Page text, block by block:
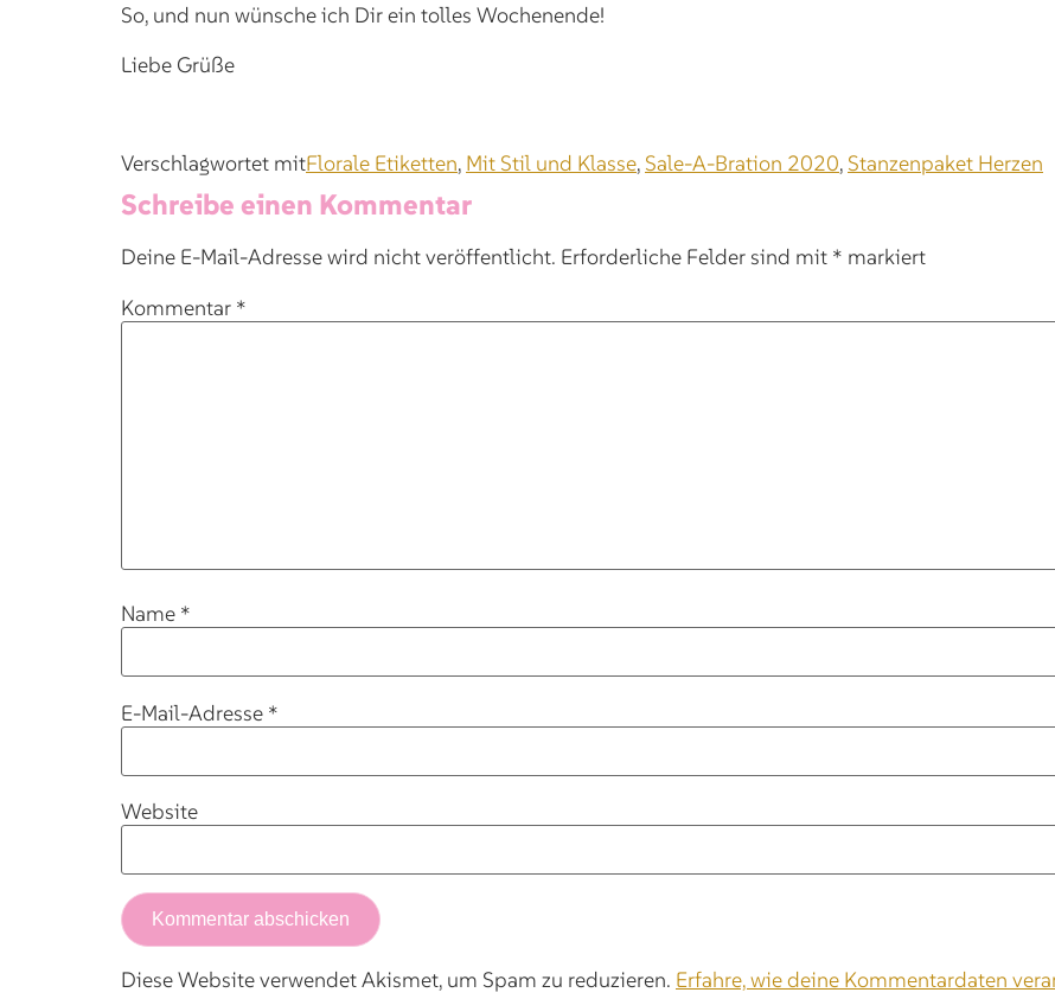
So, und nun wünsche ich Dir ein tolles Wochenende!
Liebe Grüße
Verschlagwortet mitFlorale Etiketten, Mit Stil und Klasse, Sale-A-Bration 2020, Stanzenpaket Herzen
Schreibe einen Kommentar
Deine E-Mail-Adresse wird nicht veröffentlicht. Erforderliche Felder sind mit * markiert
Kommentar *
Name *
E-Mail-Adresse *
Website
Diese Website verwendet Akismet, um Spam zu reduzieren. Erfahre, wie deine Kommentardaten